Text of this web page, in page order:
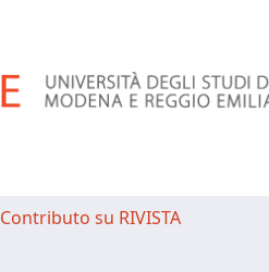
Contributo su RIVISTA